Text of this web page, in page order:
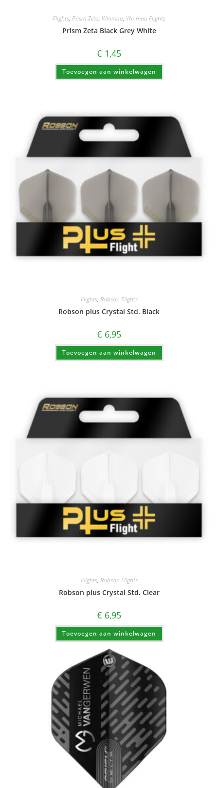
Flights, Prism Zeta, Winmau, Winmau Flights
Prism Zeta Black Grey White
€ 1,45
Toevoegen aan winkelwagen
Flights, Robson Flights
Robson plus Crystal Std. Black
€ 6,95
Toevoegen aan winkelwagen
Flights, Robson Flights
Robson plus Crystal Std. Clear
€ 6,95
Toevoegen aan winkelwagen